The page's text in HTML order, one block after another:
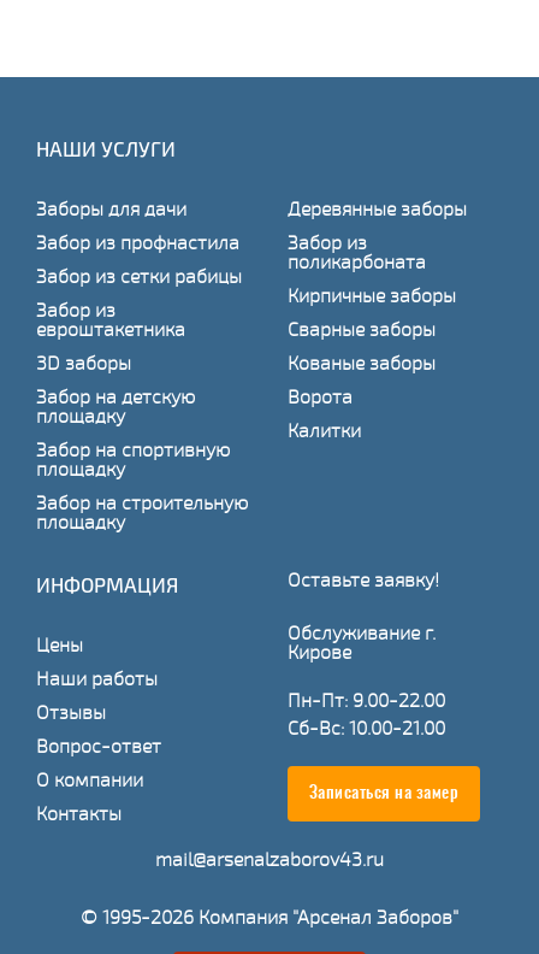
НАШИ УСЛУГИ
Заборы для дачи
Забор из профнастила
Забор из сетки рабицы
Забор из
евроштакетника
3D заборы
Забор на детскую
площадку
Забор на спортивную
площадку
Забор на строительную
площадку
Деревянные заборы
Забор из
поликарбоната
Кирпичные заборы
Сварные заборы
Кованые заборы
Ворота
Калитки
ИНФОРМАЦИЯ
Цены
Наши работы
Отзывы
Вопрос-ответ
О компании
Контакты
Оставьте заявку!
Обслуживание г.
Кирове
Пн-Пт: 9.00-22.00
Сб-Вс: 10.00-21.00
Записаться на замер
mail@arsenalzaborov43.ru
© 1995-2026 Компания "Арсенал Заборов"